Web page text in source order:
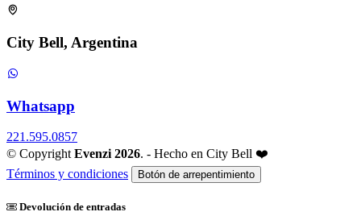
City Bell, Argentina
Whatsapp
221.595.0857
© Copyright Evenzi 2026. - Hecho en City Bell ❤️
Términos y condiciones
Botón de arrepentimiento
Devolución de entradas